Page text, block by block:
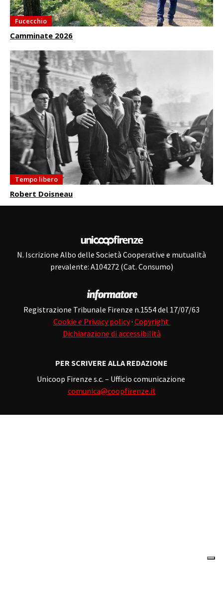
Fucecchio
Camminate 2026
Tempo libero
Robert Doisneau
N. Iscrizione Albo delle Società Cooperative e mutualità
prevalente: A104272 (Cat. Consumo)
Registrazione Tribunale Firenze n.1554 del 17/07/63
Cookie e Privacy policy· Copyright
Dichiarazione di accessibilità
PER SCRIVERE ALLA REDAZIONE
Unicoop Firenze s.c. – Ufficio comunicazione
comunica@coopfirenze.it